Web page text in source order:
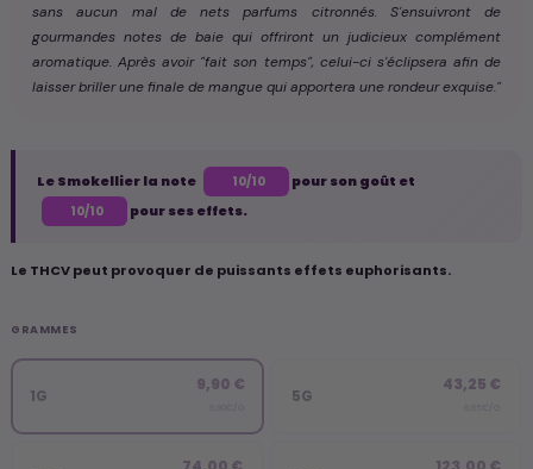
sans aucun mal de nets parfums citronnés. S'ensuivront de
gourmandes notes de baie qui offriront un judicieux complément
aromatique. Après avoir "fait son temps", celui-ci s'éclipsera afin de
laisser briller une finale de mangue qui apportera une rondeur exquise."
Le Smokellier la note 10/10 pour son goût et
10/10 pour ses effets.
Le THCV peut provoquer de puissants effets euphorisants.
GRAMMES
1G
9,90 €
5G
43,25 €